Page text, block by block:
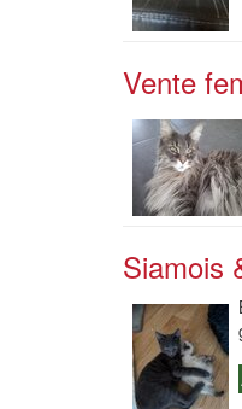
Vente
Siamois